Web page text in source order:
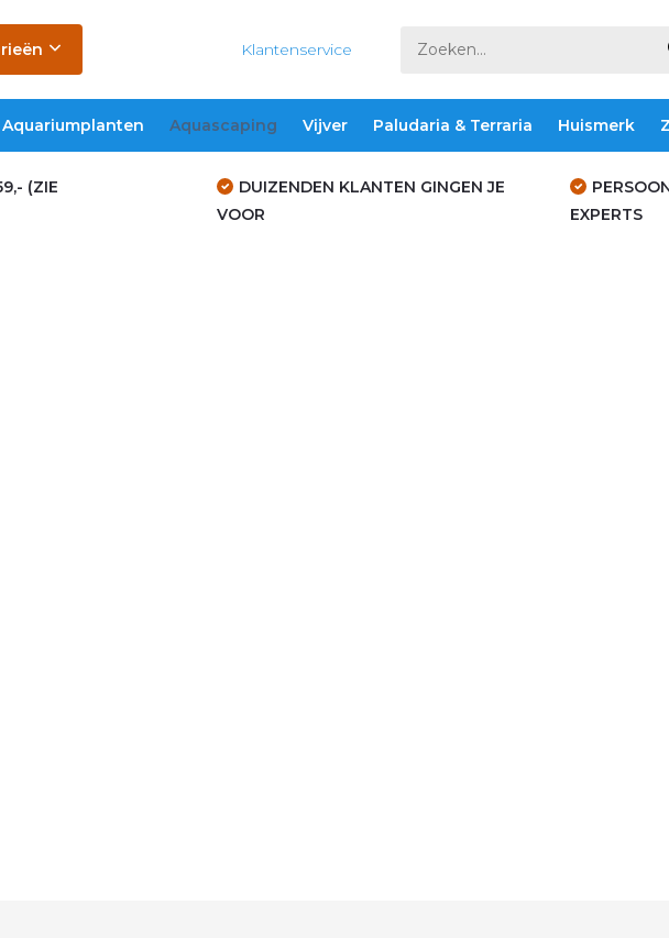
Klantenservice
Aquariumplanten Aquascaping Vijver Paludaria & Terraria Huismerk
(ZIE
DUIZENDEN KLANTEN GINGEN JE
VOOR
EXPERTS